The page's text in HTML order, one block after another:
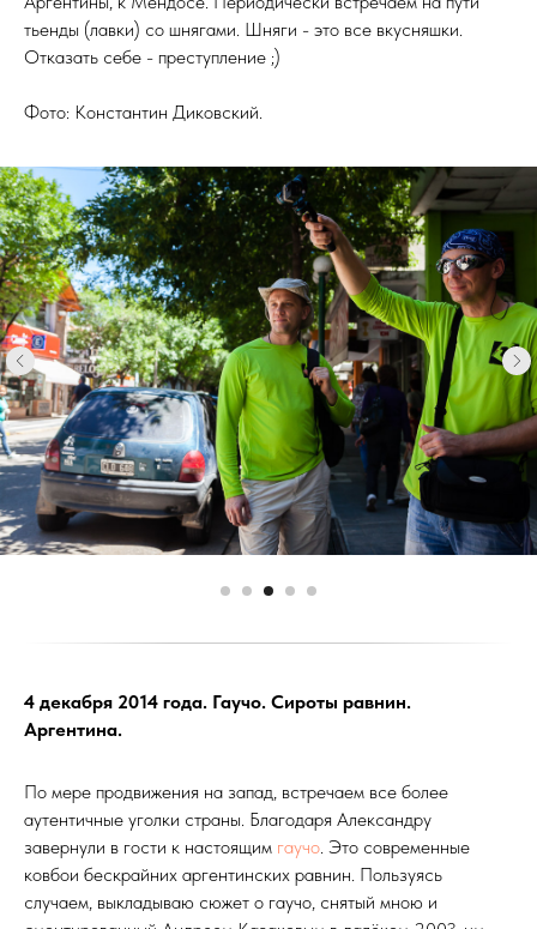
тьенды (лавки) со шнягами. Шняги - это все вкусняшки.
Отказать себе - преступление ;)
Фото: Константин Диковский.
4 декабря 2014 года. Гаучо. Сироты равнин.
Аргентина.
По мере продвижения на запад, встречаем все более
аутентичные уголки страны. Благодаря Александру
завернули в гости к настоящим гаучо. Это современные
ковбои бескрайних аргентинских равнин. Пользуясь
случаем, выкладываю сюжет о гаучо, снятый мною и